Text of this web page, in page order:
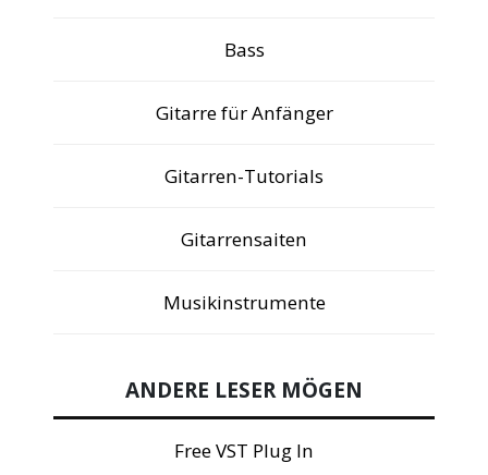
Bass
Gitarre für Anfänger
Gitarren-Tutorials
Gitarrensaiten
Musikinstrumente
ANDERE LESER MÖGEN
Free VST Plug In